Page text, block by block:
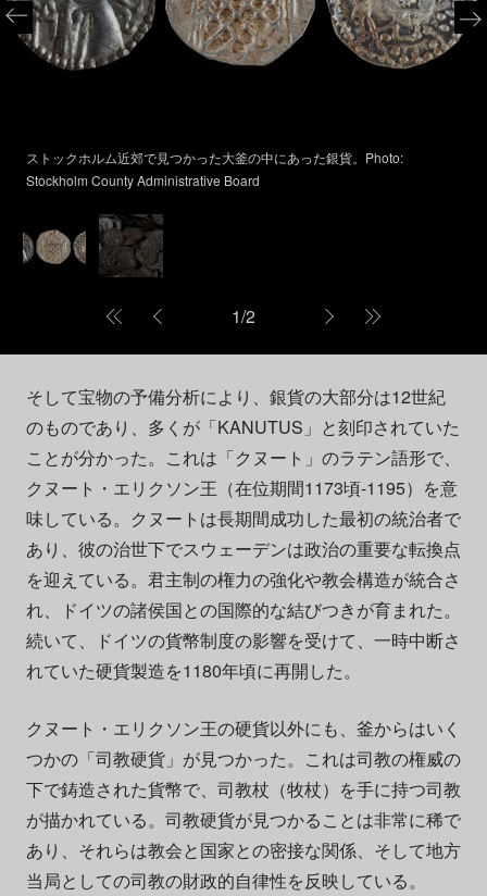
ストックホルム近郊で見つかった大釜の中にあった銀貨。Photo:
Stockholm County Administrative Board
1/2
そして宝物の予備分析により、銀貨の大部分は12世紀
のものであり、多くが「KANUTUS」と刻印されていた
ことが分かった。これは「クヌート」のラテン語形で、
クヌート・エリクソン王（在位期間1173頃-1195）を意
味している。クヌートは長期間成功した最初の統治者で
あり、彼の治世下でスウェーデンは政治の重要な転換点
を迎えている。君主制の権力の強化や教会構造が統合さ
れ、ドイツの諸侯国との国際的な結びつきが育まれた。
続いて、ドイツの貨幣制度の影響を受けて、一時中断さ
れていた硬貨製造を1180年頃に再開した。
クヌート・エリクソン王の硬貨以外にも、釜からはいく
つかの「司教硬貨」が見つかった。これは司教の権威の
下で鋳造された貨幣で、司教杖（牧杖）を手に持つ司教
が描かれている。司教硬貨が見つかることは非常に稀で
あり、それらは教会と国家との密接な関係、そして地方
当局としての司教の財政的自律性を反映している。